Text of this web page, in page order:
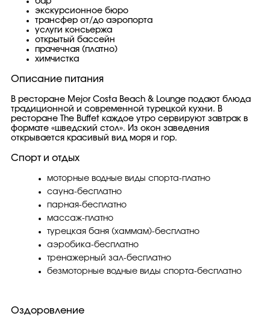
экскурсионное бюро
трансфер от/до аэропорта
услуги консьержа
открытый бассейн
прачечная (платно)
химчистка
Описание питания
В ресторане Mejor Costa Beach & Lounge подают блюда
традиционной и современной турецкой кухни. В
ресторане The Buffet каждое утро сервируют завтрак в
формате «шведский стол». Из окон заведения
открывается красивый вид моря и гор.
Спорт и отдых
моторные водные виды спорта-платно
сауна-бесплатно
парная-бесплатно
массаж-платно
турецкая баня (хаммам)-бесплатно
аэробика-бесплатно
тренажерный зал-бесплатно
безмоторные водные виды спорта-бесплатно
Оздоровление